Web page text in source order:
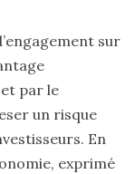
sur
par le
un risque
En
exprimé